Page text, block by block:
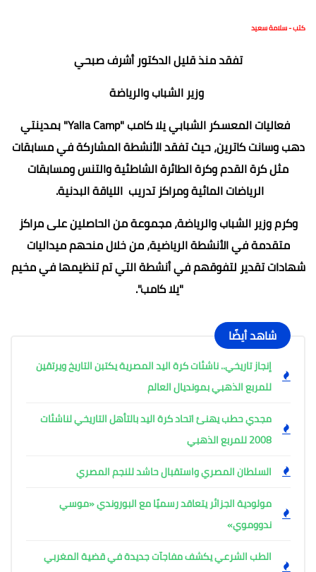
كتب - سلامة سعيد
تفقد منذ قليل الدكتور أشرف صبحي
وزير الشباب والرياضة
فعاليات المعسكر الشبابي يلا كامب "Yalla Camp" بمدينتي
دهب وسانت كاترين، حيث تفقد الأنشطة المشاركة في مسابقات
مثل كرة القدم وكرة الطائرة الشاطئية والتنس ومسابقات
الرياضات المائية ومراكز تدريب اللياقة البدنية.
وكرم وزير الشباب والرياضة، مجموعة من الحاصلين على مراكز
متقدمة في الأنشطة الرياضية، من خلال منحهم ميداليات
شهادات تقدير لتفوقهم في أنشطة التي تم تنظيمها في مخيم
"يلا كامب".
شاهد أيضًا
إنجاز تاريخي.. ناشئات كرة اليد المصرية يكتبن التاريخ ويرتقين
للمربع الذهبي بمونديال العالم
مجدي حطب يهنئ اتحاد كرة اليد بالتأهل التاريخي لناشئات
2008 للمربع الذهبي
السلطان المصري واستقبال حاشد للنجم المصري
مولودية الجزائر يتعاقد رسميًا مع البوروندي «موسي
ندووموي»
الطب الشرعي يكشف مفاجآت جديدة في قضية المغربي